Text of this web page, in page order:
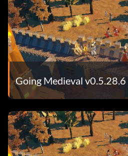
Going Medieval